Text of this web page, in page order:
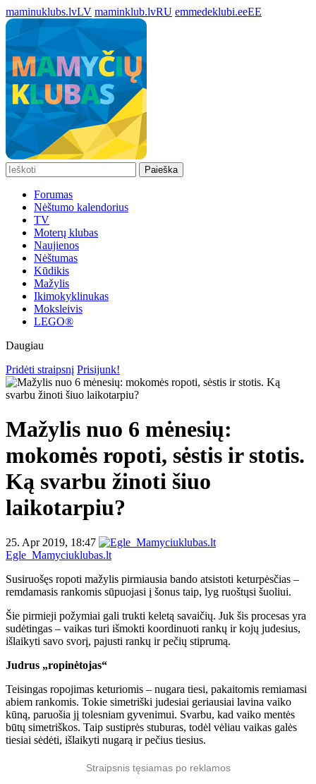
maminuklubs.lvLV maminklub.lvRU emmedeklubi.eeEE
Paieška
Forumas
Nėštumo kalendorius
TV
Moterų klubas
Naujienos
Nėštumas
Kūdikis
Mažylis
Ikimokyklinukas
Moksleivis
LEGO®
Daugiau
Pridėti straipsnį Prisijunk!
Mažylis nuo 6 mėnesių:
mokomės ropoti, sėstis ir stotis.
Ką svarbu žinoti šiuo
laikotarpiu?
25. Apr 2019, 18:47
Egle_Mamyciuklubas.lt
Susiruošęs ropoti mažylis pirmiausia bando atsistoti keturpėsčias –
remdamasis rankomis sūpuojasi į šonus taip, lyg ruoštųsi šuoliui.
Šie pirmieji požymiai gali trukti keletą savaičių. Juk šis procesas yra
sudėtingas – vaikas turi išmokti koordinuoti rankų ir kojų judesius,
išlaikyti savo svorį, pajusti rankų ir pečių stiprumą.
Judrus „ropinėtojas“
Teisingas ropojimas keturiomis – nugara tiesi, pakaitomis remiamasi
abiem rankomis. Tokie simetriški judesiai geriausiai lavina vaiko
kūną, paruošia jį tolesniam gyvenimui. Svarbu, kad vaiko mentės
būtų simetriškos. Taip sustiprės stuburas, todėl vėliau vaikas galės
tiesiai sėdėti, išlaikyti nugarą ir pečius tiesius.
Straipsnis tęsiamas po reklamos